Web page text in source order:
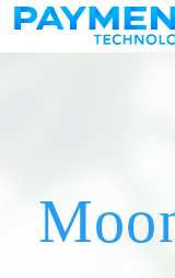
コンテンツへスキップ
メインナビゲ